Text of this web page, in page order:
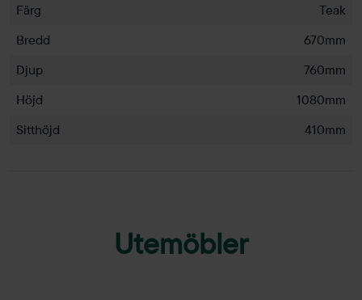
Färg
Teak
Bredd
670mm
Djup
760mm
Höjd
1080mm
Sitthöjd
410mm
Utemöbler